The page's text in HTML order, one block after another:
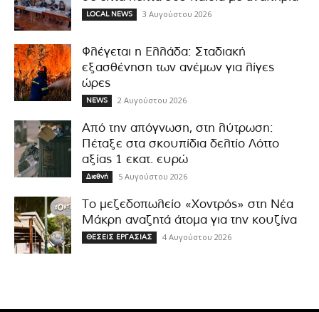
LOCAL NEWS 3 Αυγούστου 2026
Φλέγεται η Ελλάδα: Σταδιακή
εξασθένηση των ανέμων για λίγες
ώρες
NEWS 2 Αυγούστου 2026
Από την απόγνωση, στη λύτρωση:
Πέταξε στα σκουπίδια δελτίο Λόττο
αξίας 1 εκατ. ευρώ
Διεθνή 5 Αυγούστου 2026
Το μεζεδοπωλείο «Χοντρός» στη Νέα
Μάκρη αναζητά άτομα για την κουζίνα
ΘΕΣΕΙΣ ΕΡΓΑΣΙΑΣ 4 Αυγούστου 2026